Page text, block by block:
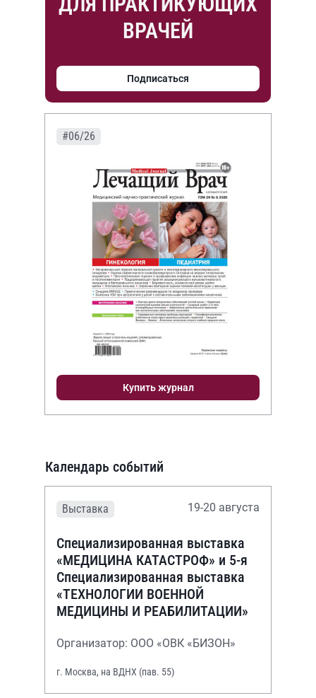
ВРАЧЕЙ
Подписаться
#06/26
Купить журнал
Календарь событий
Выставка 19-20 августа
Специализированная выставка
«МЕДИЦИНА КАТАСТРОФ» и 5-я
Специализированная выставка
«ТЕХНОЛОГИИ ВОЕННОЙ
МЕДИЦИНЫ И РЕАБИЛИТАЦИИ»
Организатор: ООО «ОВК «БИЗОН»
г. Москва, на ВДНХ (пав. 55)